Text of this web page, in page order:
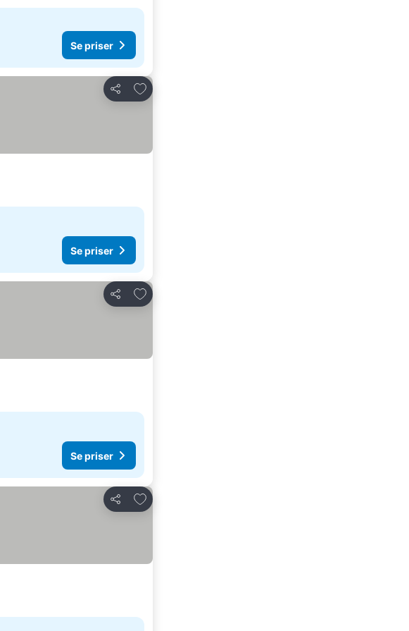
Se priser
Dela
Lägg till i Mina Favoriter
Se priser
Dela
Lägg till i Mina Favoriter
Se priser
Dela
Lägg till i Mina Favoriter